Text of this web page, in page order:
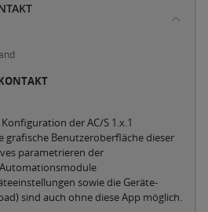
der AC/S 1.x.1
grafische Benutzeroberfläche dieser
parametrieren der
sowie die Geräte-
sind auch ohne diese App möglich.